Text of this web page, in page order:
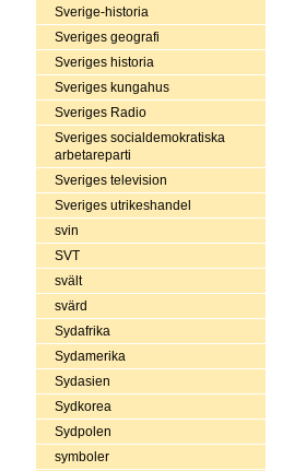
Sverige-historia
Sveriges geografi
Sveriges historia
Sveriges kungahus
Sveriges Radio
Sveriges socialdemokratiska
arbetareparti
Sveriges television
Sveriges utrikeshandel
svin
SVT
svält
svärd
Sydafrika
Sydamerika
Sydasien
Sydkorea
Sydpolen
symboler